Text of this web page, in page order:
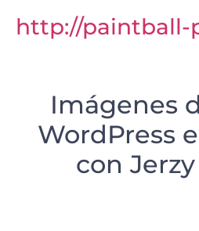
http://paintball-
Imágenes
WordPress
con